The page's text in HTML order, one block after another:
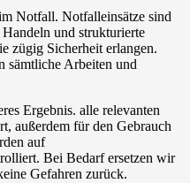
Notfall. Notfalleinsätze sind
und strukturierte
zügig Sicherheit erlangen.
sämtliche Arbeiten und
Ergebnis. alle relevanten
außerdem für den Gebrauch
auf
Bei Bedarf ersetzen wir
Gefahren zurück.